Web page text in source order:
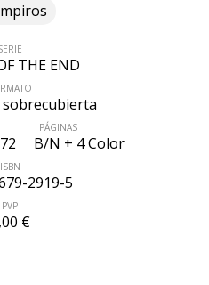
THE END
sobrecubierta
PÁGINAS
B/N + 4 Color
ISBN
2919-5
PVP
€